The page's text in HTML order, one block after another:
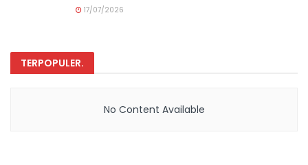
17/07/2026
TERPOPULER.
No Content Available